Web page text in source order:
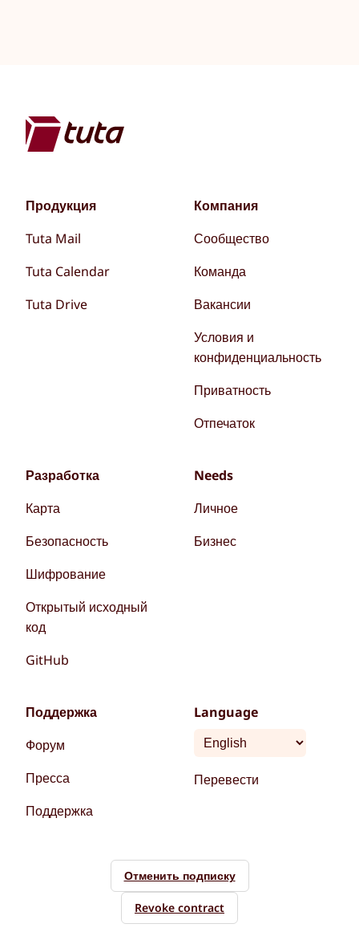
Продукция
Tuta Mail
Tuta Calendar
Tuta Drive
Компания
Сообщество
Команда
Вакансии
Условия и
конфиденциальность
Приватность
Отпечаток
Разработка
Карта
Безопасность
Шифрование
Открытый исходный
код
GitHub
Needs
Личное
Бизнес
Поддержка
Форум
Пресса
Поддержка
Language
Перевести
Отменить подписку
Revoke contract